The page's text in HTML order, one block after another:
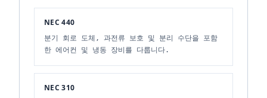
NEC 440
분기 회로 도체, 과전류 보호 및 분리 수단을 포함
한 에어컨 및 냉동 장비를 다룹니다.
NEC 310